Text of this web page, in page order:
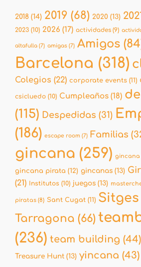
2018 (14) 2019 (68) 2020 (13)
2023 (10) 2026 (17) actividades (9)
altafulla (7) amigas (7) Amigos
Barcelona (318)
Colegios (22) corporate events (11)
csicluedo (10) Cumpleaños (18)
(115) Despedidas (31)
(186) escape room (7) Familias
gincana (259) gincana
gincana pirata (12) gincanas (13)
(21) Institutos (10) juegos (13)
piratas (8) Sant Cugat (11) Sitges
Tarragona (66)
(236) team building (44)
Treasure Hunt (13) yincana (43)